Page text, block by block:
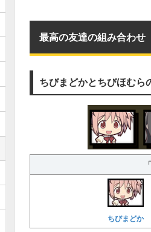
最高の友達の組み合わせ
ちびまどかとちびほむら
ちびまどか